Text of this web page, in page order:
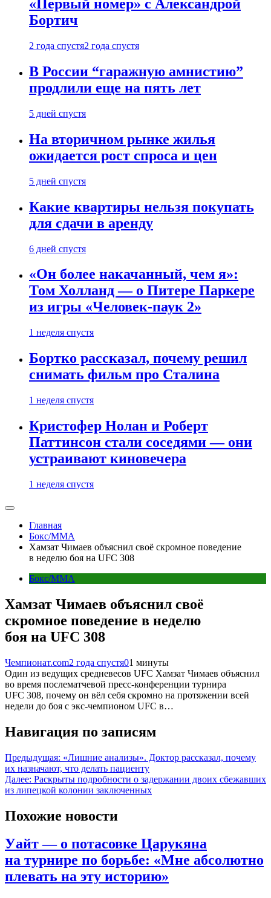
«Первый номер» с Александрой
Бортич
2 года спустя2 года спустя
В России “гаражную амнистию”
продлили еще на пять лет
5 дней спустя
На вторичном рынке жилья
ожидается рост спроса и цен
5 дней спустя
Какие квартиры нельзя покупать
для сдачи в аренду
6 дней спустя
«Он более накачанный, чем я»:
Том Холланд — о Питере Паркере
из игры «Человек-паук 2»
1 неделя спустя
Бортко рассказал, почему решил
снимать фильм про Сталина
1 неделя спустя
Кристофер Нолан и Роберт
Паттинсон стали соседями — они
устраивают киновечера
1 неделя спустя
Главная
Бокс/MMA
Хамзат Чимаев объяснил своё скромное поведение
в неделю боя на UFC 308
Бокс/MMA
Хамзат Чимаев объяснил своё
скромное поведение в неделю
боя на UFC 308
Чемпионат.com2 года спустя01 минуты
Один из ведущих средневесов UFC Хамзат Чимаев объяснил
во время послематчевой пресс-конференции турнира
UFC 308, почему он вёл себя скромно на протяжении всей
недели до боя с экс-чемпионом UFC в…
Навигация по записям
Предыдущая: «Лишние анализы». Доктор рассказал, почему
их назначают, что делать пациенту
Далее: Раскрыты подробности о задержании двоих сбежавших
из липецкой колонии заключенных
Похожие новости
Уайт — о потасовке Царукяна
на турнире по борьбе: «Мне абсолютно
плевать на эту историю»